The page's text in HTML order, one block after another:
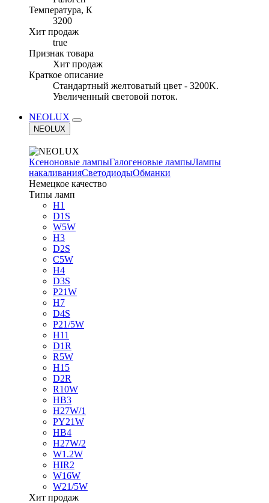
Температура, К
3200
Хит продаж
true
Признак товара
Хит продаж
Краткое описание
Стандартный желтоватый цвет - 3200K.
Увеличенный световой поток.
NEOLUX
NEOLUX
Ксеноновые лампыГалогеновые лампыЛампы
накаливанияСветодиодыОбманки
Немецкое качество
Типы ламп
H1
D1S
W5W
H3
D2S
C5W
H4
D3S
P21W
H7
D4S
P21/5W
H11
D1R
R5W
H15
D2R
R10W
HB3
H27W/1
PY21W
HB4
H27W/2
W1.2W
HIR2
W16W
W21/5W
Хит продаж